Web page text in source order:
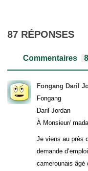
87 RÉPONSES
Commentaires
Fongang Daril
Fongang
Daril Jordan
À Monsieur/
Je viens au près
demande
camerounais âgé